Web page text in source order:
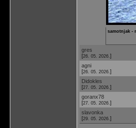
samotnjak -
gres
[26. 05. 2026. ]
agni
[26. 05. 2026. ]
Didokles
[27. 05. 2026. ]
goranx78
[27. 05. 2026. ]
slavonka
[29. 05. 2026. ]